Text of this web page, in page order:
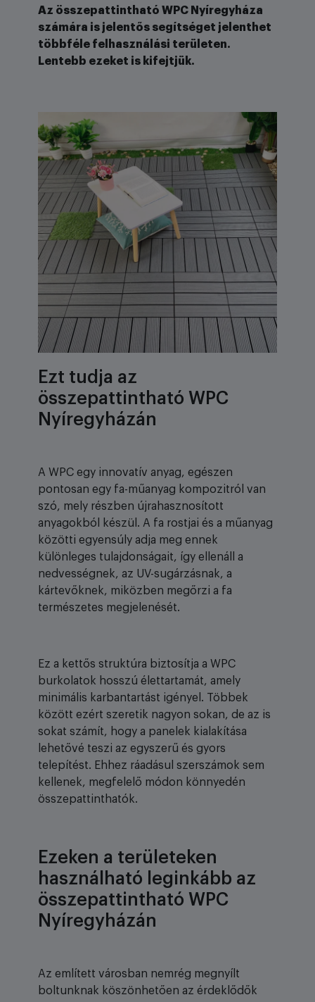
Az összepattintható WPC Nyíregyháza
számára is jelentős segítséget jelenthet
többféle felhasználási területen.
Lentebb ezeket is kifejtjük.
Ezt tudja az
összepattintható WPC
Nyíregyházán
A WPC egy innovatív anyag, egészen
pontosan egy fa-műanyag kompozitról van
szó, mely részben újrahasznosított
anyagokból készül. A fa rostjai és a műanyag
közötti egyensúly adja meg ennek
különleges tulajdonságait, így ellenáll a
nedvességnek, az UV-sugárzásnak, a
kártevőknek, miközben megőrzi a fa
természetes megjelenését.
Ez a kettős struktúra biztosítja a WPC
burkolatok hosszú élettartamát, amely
minimális karbantartást igényel. Többek
között ezért szeretik nagyon sokan, de az is
sokat számít, hogy a panelek kialakítása
lehetővé teszi az egyszerű és gyors
telepítést. Ehhez ráadásul szerszámok sem
kellenek, megfelelő módon könnyedén
összepattinthatók.
Ezeken a területeken
használható leginkább az
összepattintható WPC
Nyíregyházán
Az említett városban nemrég megnyílt
boltunknak köszönhetően az érdeklődők